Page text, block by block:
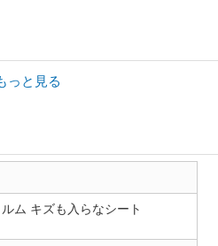
っと見る
ム キズも入らなシート